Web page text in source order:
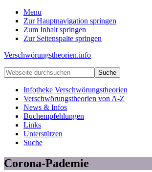
Menu
Zur Hauptnavigation springen
Zum Inhalt springen
Zur Seitenspalte springen
Verschwörungstheorien.info
Beiträge
zu
Merkmalen,
Funktionen
Risiken
konspirationistischen
Denkens
Webseite
durchsuchen
Infotheke Verschwörungstheorien
Verschwörungstheorien von A-Z
News & Infos
Buchempfehlungen
Links
Unterstützen
Suche
Corona-Pademie